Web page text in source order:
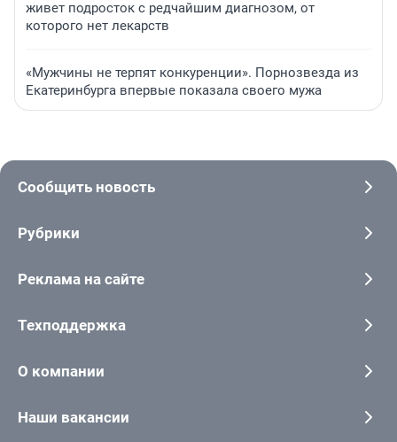
живет подросток с редчайшим диагнозом, от
которого нет лекарств
«Мужчины не терпят конкуренции». Порнозвезда из
Екатеринбурга впервые показала своего мужа
Сообщить новость
Рубрики
Реклама на сайте
Техподдержка
О компании
Наши вакансии